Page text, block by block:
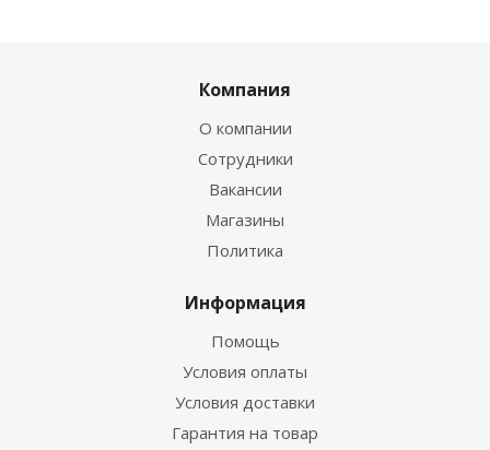
Компания
О компании
Сотрудники
Вакансии
Магазины
Политика
Информация
Помощь
Условия оплаты
Условия доставки
Гарантия на товар